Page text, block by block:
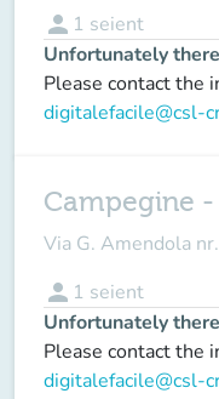
person 1 seient
Unfortunately
Please contact the
digitalefacile@csl-
Campegine
Via G. Amendola
person 1 seient
Unfortunately
Please contact the
digitalefacile@csl-